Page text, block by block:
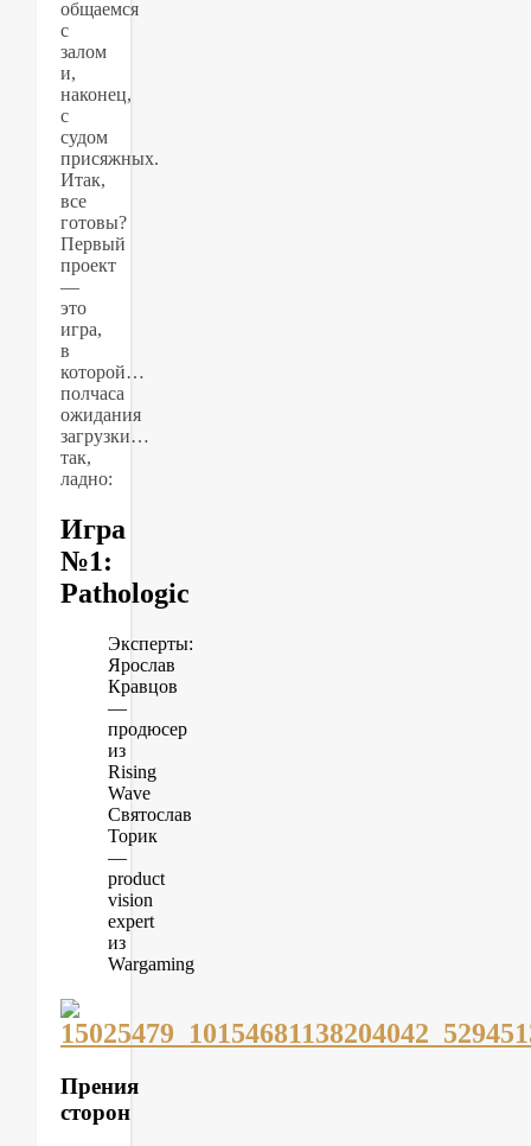
общаемся
с
залом
и,
наконец,
с
судом
присяжных.
Итак,
все
готовы?
Первый
проект
—
это
игра,
в
которой…
полчаса
ожидания
загрузки…
так,
ладно:
Игра
№1:
Pathologic
Эксперты:
Ярослав
Кравцов
—
продюсер
из
Rising
Wave
Святослав
Торик
—
product
vision
expert
из
Wargaming
Прения
сторон